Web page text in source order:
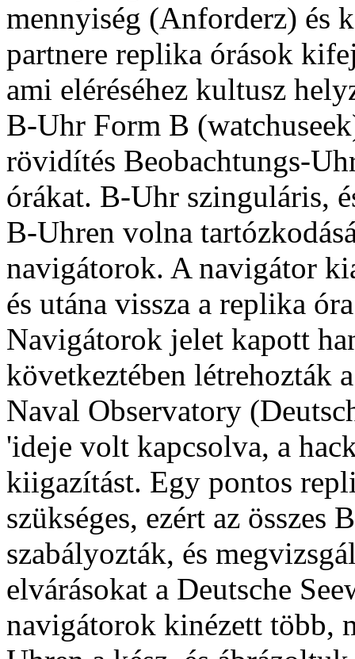
mennyiség (Anforderz) és
partnere replika órások
ami eléréséhez kultusz
B-Uhr Form B
rövidítés Beobachtungs-
órákat. B-Uhr szinguláris,
B-Uhren volna
navigátorok. A navigátor
és utána vissza a replika
Navigátorok jelet kapott
következtében létrehozták
Naval Observatory
'ideje volt kapcsolva, a
kiigazítást. Egy pontos
szükséges, ezért az összes
szabályozták, és
elvárásokat a Deutsche
navigátorok kinézett több,